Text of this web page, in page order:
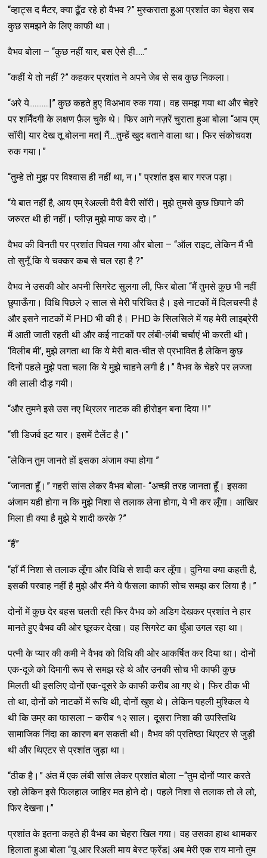
“व्हाट्स द मैटर, क्या ढूँढ रहे हो वैभव ?” मुस्कराता हुआ प्रशांत का चेहरा सब
कुछ समझने के लिए काफी था।
वैभव बोला – “कुछ नहीं यार, बस ऐसे ही.....”
“कहीं ये तो नहीं ?” कहकर प्रशांत ने अपने जेब से सब कुछ निकला।
“अरे ये...........|” कुछ कहते हुए विअभाव रुक गया। वह समझ गया था और चेहरे
पर शर्मिंदगी के लक्षण फ़ैल चुके थे। फिर आगे नज़रें चुराता हुआ बोला “आय एम्
सॉरी| यार देख तू बोलना मत| मैं....तुम्हें खुद बताने वाला था। फिर संकोचवश
रुक गया।”
“तुम्हे तो मुझ पर विश्वास ही नहीं था, न।” प्रशांत इस बार गरज पड़ा।
“ये बात नहीं है, आय एम् रेअल्ली वैरी वैरी सॉरी। मुझे तुमसे कुछ छिपाने की
जरुरत थी ही नहीं। प्लीज़ मुझे माफ कर दो।”
वैभव की विनती पर प्रशांत पिघल गया और बोला – “ऑल राइट, लेकिन मैं भी
तो सुनूँ कि ये चक्कर कब से चल रहा है ?”
वैभव ने उसकी ओर अपनी सिगरेट सुलगा ली, फिर बोला “मैं तुमसे कुछ भी नहीं
छुपाऊँगा। विधि पिछले २ साल से मेरी परिचित है। इसे नाटकों में दिलचस्पी है
और इसने नाटकों में PHD भी की है। PHD के सिलसिले में यह मेरी लाइब्रेरी
में आती जाती रहती थी और कई नाटकों पर लंबी-लंबी चर्चाएं भी करती थी।
‘विलीब मी’, मुझे लगता था कि ये मेरी बात-चीत से प्रभावित है लेकिन कुछ
दिनों पहले मुझे पता चला कि ये मुझे चाहने लगी है।” वैभव के चेहरे पर लज्जा
की लाली दौड़ गयी।
“और तुमने इसे उस नए थ्रिलर नाटक की हीरोइन बना दिया !!”
“शी डिजर्व इट यार। इसमें टैलेंट है।”
“लेकिन तुम जानते हों इसका अंजाम क्या होगा ”
“जानता हूँ।” गहरी सांस लेकर वैभव बोला- “अच्छी तरह जानता हूँ। इसका
अंजाम यही होगा न कि मुझे निशा से तलाक लेना होगा, ये भी कर लूँगा। आखिर
मिला ही क्या है मुझे ये शादी करके ?”
“हैं”
“हाँ मैं निशा से तलाक लूँगा और विधि से शादी कर लूँगा। दुनिया क्या कहती है,
इसकी परवाह नहीं है मुझे और मैंने ये फैसला काफी सोच समझ कर लिया है।”
दोनों में कुछ देर बहस चलती रही फिर वैभव को अडिग देखकर प्रशांत ने हार
मानते हुए वैभव की ओर घूरकर देखा। वह सिगरेट का धुँआ उगल रहा था।
पत्नी के प्यार की कमी ने वैभव को विधि की ओर आकर्षित कर दिया था। दोनों
एक-दूजे को दिमागी रूप से समझ रहे थे और उनकी सोच भी काफी कुछ
मिलती थी इसलिए दोनों एक-दूसरे के काफी करीब आ गए थे। फिर ठीक भी
तो था, दोनों को नाटकों में रूचि थी, दोनों खुश थे। लेकिन पहली मुश्किल ये
थी कि उम्र का फासला – करीब १२ साल। दूसरा निशा की उपस्तिथि
सामाजिक निंदा का कारण बन सकती थी। वैभव की प्रतिष्ठा थिएटर से जुड़ी
थी और थिएटर से प्रशांत जुड़ा था।
“ठीक है।” अंत में एक लंबी सांस लेकर प्रशांत बोला –“तुम दोनों प्यार करते
रहो लेकिन इसे फिलहाल जाहिर मत होने दो। पहले निशा से तलाक तो ले लो,
फिर देखना।”
प्रशांत के इतना कहते ही वैभव का चेहरा खिल गया। वह उसका हाथ थामकर
हिलाता हुआ बोला “यू आर रिअली माय बेस्ट फ्रेंड| अब मेरी एक राय मानो तुम